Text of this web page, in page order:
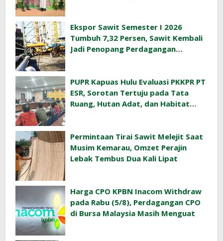
Ekspor Sawit Semester I 2026
Tumbuh 7,32 Persen, Sawit Kembali
Jadi Penopang Perdagangan
PUPR Kapuas Hulu Evaluasi PKKPR PT
ESR, Sorotan Tertuju pada Tata
Ruang, Hutan Adat, dan Habitat
Permintaan Tirai Sawit Melejit Saat
Musim Kemarau, Omzet Perajin
Lebak Tembus Dua Kali Lipat
Harga CPO KPBN Inacom Withdraw
pada Rabu (5/8), Perdagangan CPO
di Bursa Malaysia Masih Menguat